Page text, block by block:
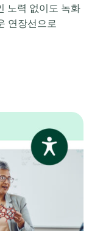
노력 없이도 녹화
연장선으로